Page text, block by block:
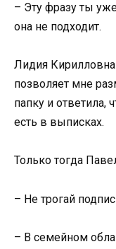
– Эту фразу ты
она не подходит.
Лидия Кирилловна
позволяет мне
папку и ответила,
есть в выписках.
Только тогда
– Не трогай
– В семейном